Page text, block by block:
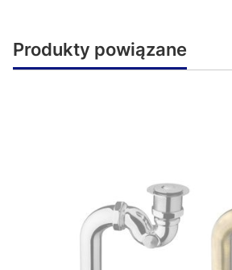
Produkty powiązane